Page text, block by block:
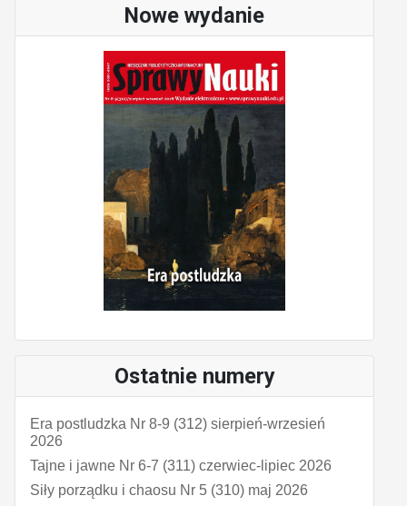
Nowe wydanie
Ostatnie numery
Era postludzka Nr 8-9 (312) sierpień-wrzesień
2026
Tajne i jawne Nr 6-7 (311) czerwiec-lipiec 2026
Siły porządku i chaosu Nr 5 (310) maj 2026